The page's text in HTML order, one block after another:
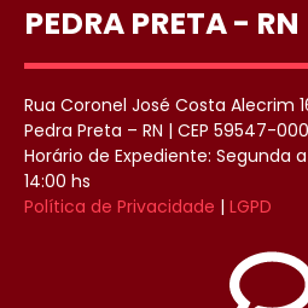
PEDRA PRETA - RN
Rua Coronel José Costa Alecrim
Pedra Preta – RN | CEP 59547-000
Horário de Expediente: Segunda
14:00 hs
Política de Privacidade | LGPD